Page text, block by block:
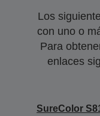
Los
con uno o
Para
enlaces
SureColor